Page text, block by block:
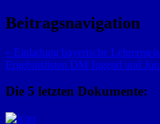
Beitragsnavigation
« Einladung bayerische
Ergebnislisten DM Jugend und
Die 5 letzten Dokumente: